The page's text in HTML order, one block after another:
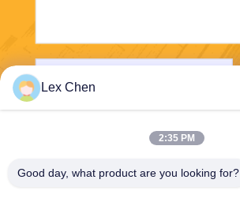
Lex Chen
2:35 PM
Good day, what product are you looking for?